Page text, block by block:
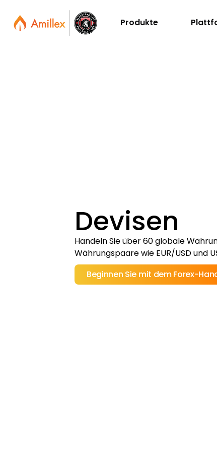
Produkte
Devisen
Handeln Sie über 60 globale
Währungspaare wie EUR/USD und
Beginnen Sie mit dem Forex-